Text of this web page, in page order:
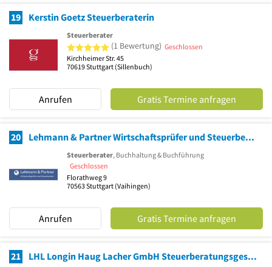
19 Kerstin Goetz Steuerberaterin
Steuerberater
5 von 5 Sternen
(1 Bewertung) Geschlossen
Kirchheimer Str. 45
70619Stuttgart (Sillenbuch)
Anrufen Gratis Termine anfragen
20 Lehmann & Partner Wirtschaftsprüfer und Steuerberater
Steuerberater, Buchhaltung & Buchführung
Geschlossen
Florathweg 9
70563Stuttgart (Vaihingen)
Anrufen Gratis Termine anfragen
21 LHL Longin Haug Lacher GmbH Steuerberatungsgesellschaft